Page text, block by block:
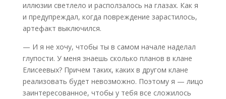
иллюзии светлело и расползалось на глазах. Как я
и предупреждал, когда повреждение зарастилось,
артефакт выключился.
— И я не хочу, чтобы ты в самом начале наделал
глупости. У меня знаешь сколько планов в клане
Елисеевых? Причем таких, каких в другом клане
реализовать будет невозможно. Поэтому я — лицо
заинтересованное, чтобы у тебя все сложилось